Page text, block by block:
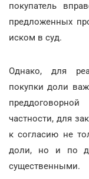
покупатель
предложенных
иском в суд.
Однако, для
покупки доли
частности, для
к согласию не
доли, но и по
существенными.